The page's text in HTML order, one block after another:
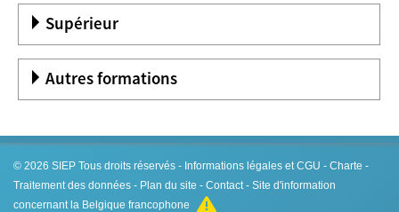
Supérieur
Autres formations
© 2026 SIEP Tous droits réservés - Informations légales et CGU - Charte -
Traitement des données - Plan du site - Contact- Site d'information
concernant la Belgique francophone